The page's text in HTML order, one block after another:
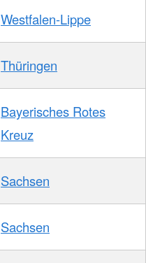
Westfalen-Lippe
Thüringen
Bayerisches Rotes
Kreuz
Sachsen
Sachsen